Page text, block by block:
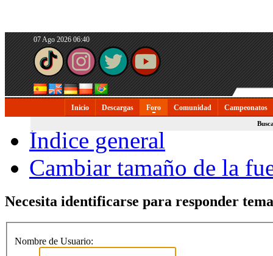
07 Ago 2026 06:40
Inicio Descargas Foro Comunidad Campeonatos
Índice general
Cambiar tamaño de la
Necesita identificarse para responder
Nombre de Usuario: